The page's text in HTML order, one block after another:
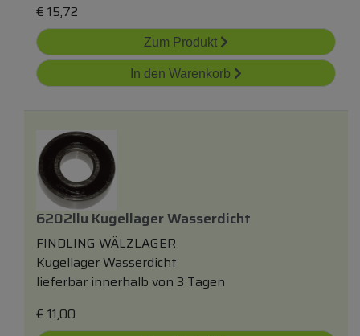
€ 15,72
Zum Produkt
In den Warenkorb
6202llu Kugellager Wasserdicht
FINDLING WÄLZLAGER
Kugellager Wasserdicht
lieferbar innerhalb von 3 Tagen
€ 11,00